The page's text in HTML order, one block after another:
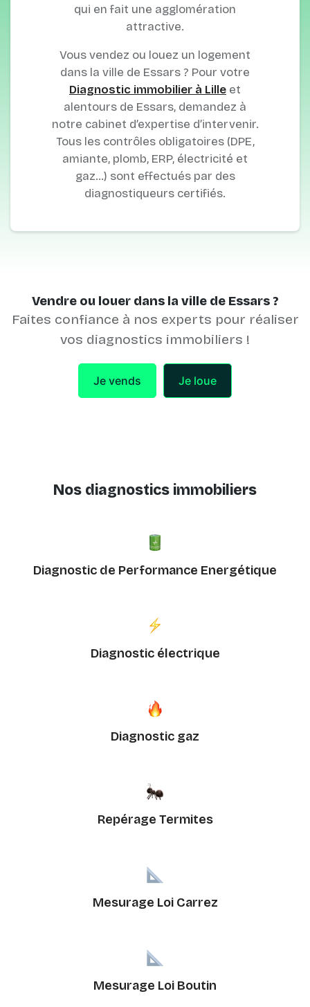
qui en fait une agglomération
attractive.
Vous vendez ou louez un logement
dans la ville de Essars ? Pour votre
Diagnostic immobilier à Lille et
alentours de Essars, demandez à
notre cabinet d’expertise d’intervenir.
Tous les contrôles obligatoires (DPE,
amiante, plomb, ERP, électricité et
gaz…) sont effectués par des
diagnostiqueurs certifiés.
Vendre ou louer dans la ville de Essars ?
Faites confiance à nos experts pour réaliser
vos diagnostics immobiliers !
Je vends Je loue
Nos diagnostics immobiliers
Diagnostic de Performance Energétique
Diagnostic électrique
Diagnostic gaz
Repérage Termites
Mesurage Loi Carrez
Mesurage Loi Boutin